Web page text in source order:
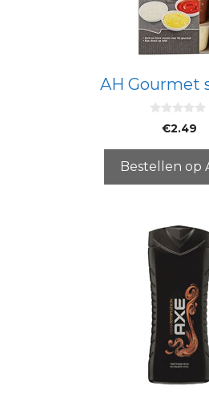
AH Gourmet
5
€2.49
Bestellen op